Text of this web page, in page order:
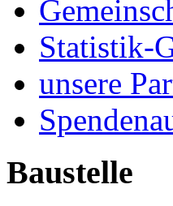
Statistik-
unsere
Baustelle